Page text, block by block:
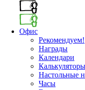
Офис
Рекомендуем!
Награды
Календари
Калькуляторы
Настольные
Часы